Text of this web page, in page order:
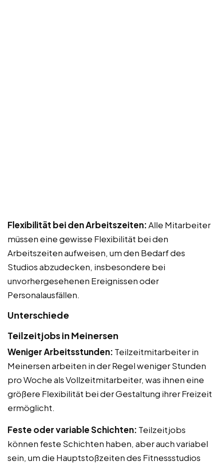
Flexibilität bei den Arbeitszeiten:Alle Mitarbeiter
müssen eine gewisse Flexibilität bei den
Arbeitszeiten aufweisen, um den Bedarf des
Studios abzudecken, insbesondere bei
unvorhergesehenen Ereignissen oder
Personalausfällen.
Unterschiede
Teilzeitjobs in Meinersen
Weniger Arbeitsstunden: Teilzeitmitarbeiter in
Meinersen arbeiten in der Regel weniger Stunden
pro Woche als Vollzeitmitarbeiter, was ihnen eine
größere Flexibilität bei der Gestaltung ihrer Freizeit
ermöglicht.
Feste oder variable Schichten: Teilzeitjobs
können feste Schichten haben, aber auch variabel
sein, um die Hauptstoßzeiten des Fitnessstudios